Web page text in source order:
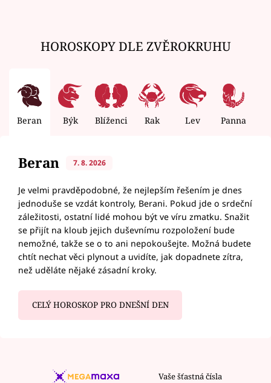
HOROSKOPY DLE ZVĚROKRUHU
Beran Býk Blíženci Rak Lev Panna
Beran 7. 8. 2026
Je velmi pravděpodobné, že nejlepším řešením je dnes
jednoduše se vzdát kontroly, Berani. Pokud jde o srdeční
záležitosti, ostatní lidé mohou být ve víru zmatku. Snažit
se přijít na kloub jejich duševnímu rozpoložení bude
nemožné, takže se o to ani nepokoušejte. Možná budete
chtít nechat věci plynout a uvidíte, jak dopadnete zítra,
než uděláte nějaké zásadní kroky.
CELÝ HOROSKOP PRO DNEŠNÍ DEN
Vaše šťastná čísla